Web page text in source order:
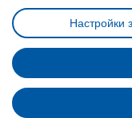
Избор на
Условия за ползване
Политика за
Общи
Политика за
Настройки